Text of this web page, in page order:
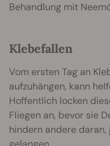
Behandlung mit
Klebefallen
Vom ersten Tag an
aufzuhängen, kann
Hoffentlich locken
Fliegen an, bevor sie
hindern andere daran,